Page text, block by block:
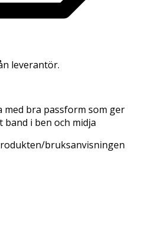
leverantör.
med bra passform som ger
i ben och midja
bruksanvisningen